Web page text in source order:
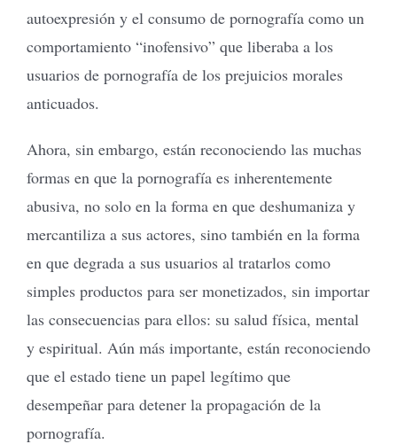
autoexpresión y el consumo de pornografía como un
comportamiento “inofensivo” que liberaba a los
usuarios de pornografía de los prejuicios morales
anticuados.
Ahora, sin embargo, están reconociendo las muchas
formas en que la pornografía es inherentemente
abusiva, no solo en la forma en que deshumaniza y
mercantiliza a sus actores, sino también en la forma
en que degrada a sus usuarios al tratarlos como
simples productos para ser monetizados, sin importar
las consecuencias para ellos: su salud física, mental
y espiritual. Aún más importante, están reconociendo
que el estado tiene un papel legítimo que
desempeñar para detener la propagación de la
pornografía.